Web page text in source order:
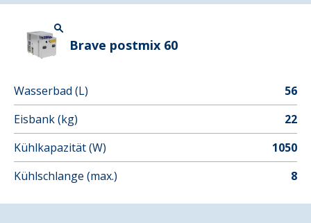
Brave postmix 60
Wasserbad (L)
56
Eisbank (kg)
22
Kühlkapazität (W)
1050
Kühlschlange (max.)
8